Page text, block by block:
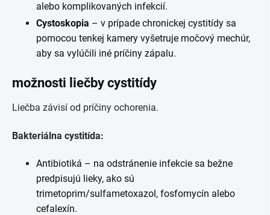
alebo komplikovaných infekcií.
Cystoskopia – v prípade chronickej cystitídy sa
pomocou tenkej kamery vyšetruje močový mechúr,
aby sa vylúčili iné príčiny zápalu.
možnosti liečby cystitídy
Liečba závisí od príčiny ochorenia.
Bakteriálna cystitída:
Antibiotiká – na odstránenie infekcie sa bežne
predpisujú lieky, ako sú
trimetoprim/sulfametoxazol, fosfomycín alebo
cefalexín.